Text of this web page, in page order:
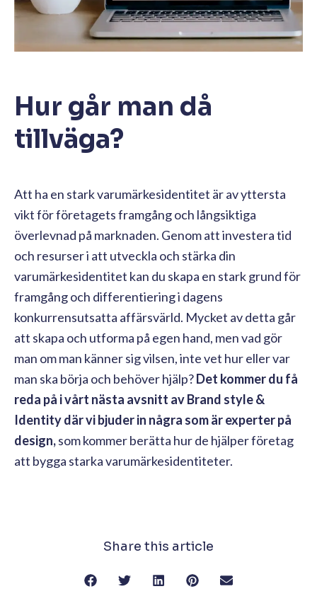
Hur går man då
tillväga?
Att ha en stark varumärkesidentitet är av yttersta
vikt för företagets framgång och långsiktiga
överlevnad på marknaden. Genom att investera tid
och resurser i att utveckla och stärka din
varumärkesidentitet kan du skapa en stark grund för
framgång och differentiering i dagens
konkurrensutsatta affärsvärld. Mycket av detta går
att skapa och utforma på egen hand, men vad gör
man om man känner sig vilsen, inte vet hur eller var
man ska börja och behöver hjälp?Det kommer du få
reda på i vårt nästa avsnitt av Brand style &
Identity där vi bjuder in några som är experter på
design,som kommer berätta hur de hjälper företag
att bygga starka varumärkesidentiteter.
Share this article